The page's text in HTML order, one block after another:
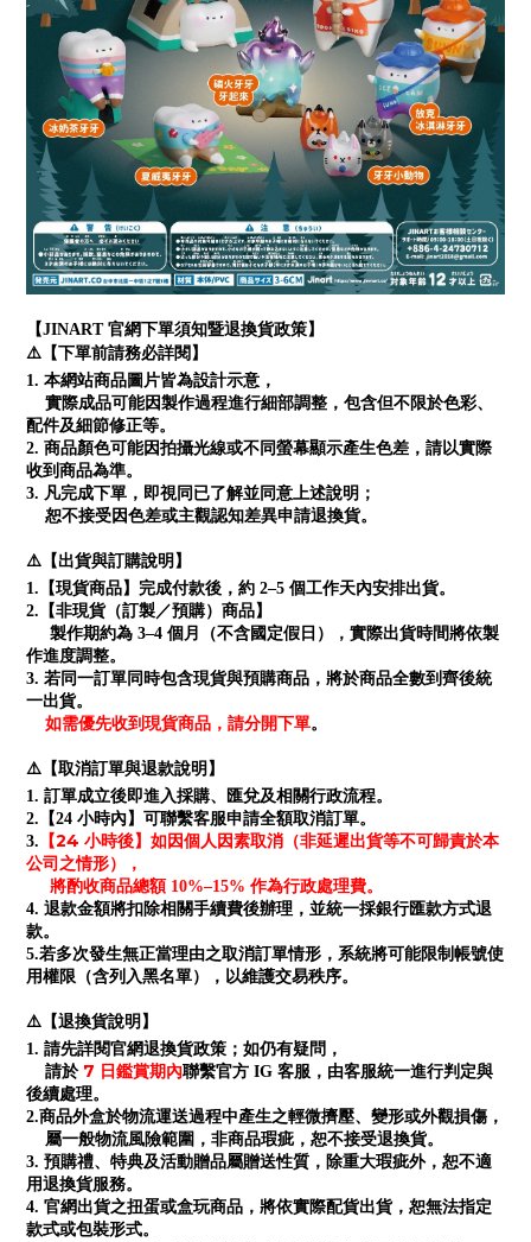
【JINART 官網下單須知暨退換貨政策】
⚠️【下單前請務必詳閱】
1. 本網站商品圖片皆為設計示意，
實際成品可能因製作過程進行細部調整，包含但不限於色彩、
配件及細節修正等。
2. 商品顏色可能因拍攝光線或不同螢幕顯示產生色差，請以實際
收到商品為準。
3. 凡完成下單，即視同已了解並同意上述說明；
恕不接受因色差或主觀認知差異申請退換貨。
⚠️【出貨與訂購說明】
1.【現貨商品】完成付款後，約 2–5 個工作天內安排出貨。
2.【非現貨（訂製／預購）商品】
製作期約為 3–4 個月（不含國定假日），實際出貨時間將依製
作進度調整。
3. 若同一訂單同時包含現貨與預購商品，將於商品全數到齊後統
一出貨。
如需優先收到現貨商品，請分開下單。
⚠️【取消訂單與退款說明】
1. 訂單成立後即進入採購、匯兌及相關行政流程。
2.【24 小時內】可聯繫客服申請全額取消訂單。
3.
【24 小時後】如因個人因素取消（非延遲出貨等不可歸責於本
公司之情形），
將酌收商品總額 10%–15% 作為行政處理費。
4. 退款金額將扣除相關手續費後辦理，並統一採銀行匯款方式退
款。
5.若多次發生無正當理由之取消訂單情形，系統將可能限制帳號使
用權限（含列入黑名單），以維護交易秩序。
⚠️【退換貨說明】
1. 請先詳閱官網退換貨政策；如仍有疑問，
請於 7 日鑑賞期內聯繫官方 IG 客服，由客服統一進行判定與
後續處理。
2.商品外盒於物流運送過程中產生之輕微擠壓、變形或外觀損傷，
屬一般物流風險範圍，非商品瑕疵，恕不接受退換貨。
3. 預購禮、特典及活動贈品屬贈送性質，除重大瑕疵外，恕不適
用退換貨服務。
4. 官網出貨之扭蛋或盒玩商品，將依實際配貨出貨，恕無法指定
款式或包裝形式。